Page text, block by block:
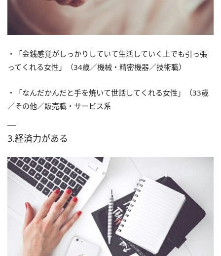
・「金銭感覚がしっかりしていて生活していく上でも引っ張
ってくれる女性」（34歳／機械・精密機器／技術職）
・「なんだかんだと手を焼いて世話してくれる女性」（33歳
／その他／販売職・サービス系
3.経済力がある